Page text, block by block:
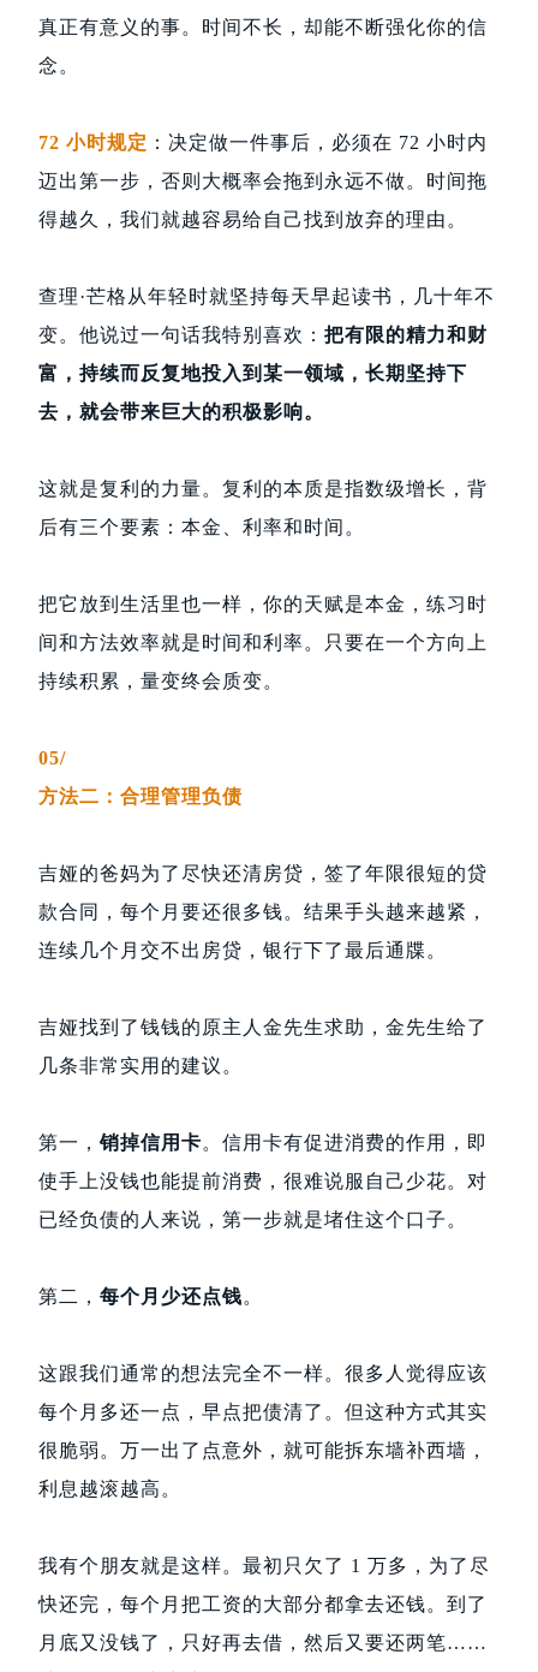
真正有意义的事。时间不长，却能不断强化你的信
念。
72 小时规定 ：决定做一件事后，必须在 72 小时内
迈出第一步，否则大概率会拖到永远不做。时间拖
得越久，我们就越容易给自己找到放弃的理由。
查理·芒格从年轻时就坚持每天早起读书，几十年不
变。他说过一句话我特别喜欢： 把有限的精力和财
富，持续而反复地投入到某一领域，长期坚持下
去，就会带来巨大的积极影响。
这就是复利的力量。复利的本质是指数级增长，背
后有三个要素：本金、利率和时间。
把它放到生活里也一样，你的天赋是本金，练习时
间和方法效率就是时间和利率。只要在一个方向上
持续积累，量变终会质变。
05/
方法二：合理管理负债
吉娅的爸妈为了尽快还清房贷，签了年限很短的贷
款合同，每个月要还很多钱。结果手头越来越紧，
连续几个月交不出房贷，银行下了最后通牒。
吉娅找到了钱钱的原主人金先生求助，金先生给了
几条非常实用的建议。
第一，销掉信用卡。信用卡有促进消费的作用，即
使手上没钱也能提前消费，很难说服自己少花。对
已经负债的人来说，第一步就是堵住这个口子。
第二， 每个月少还点钱。
这跟我们通常的想法完全不一样。很多人觉得应该
每个月多还一点，早点把债清了。但这种方式其实
很脆弱。万一出了点意外，就可能拆东墙补西墙，
利息越滚越高。
我有个朋友就是这样。最初只欠了 1 万多，为了尽
快还完，每个月把工资的大部分都拿去还钱。到了
月底又没钱了，只好再去借，然后又要还两笔……